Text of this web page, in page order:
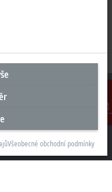
Kontakt
Všeobecné obchodní podmínky